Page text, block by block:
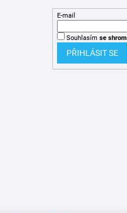
E-mail
Souhlasím se
PŘIHLÁSIT SE